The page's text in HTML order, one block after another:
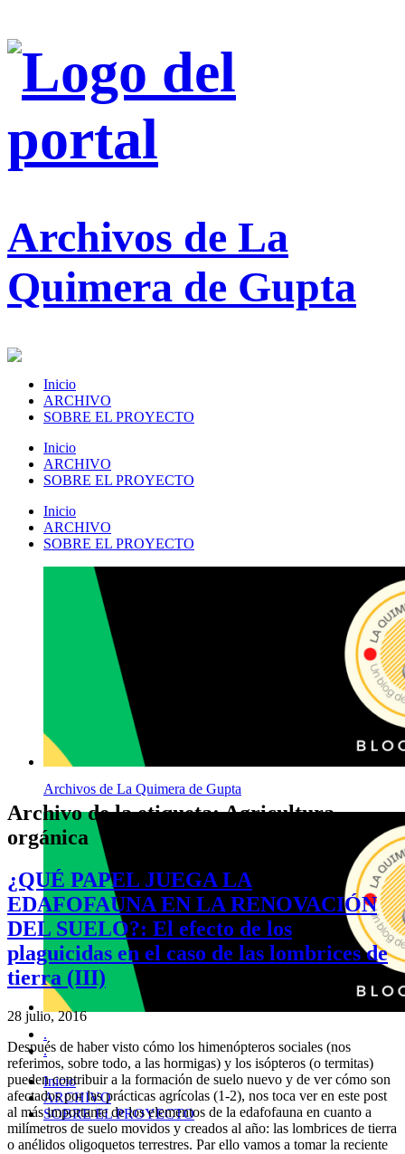
Archivos de La
Quimera de Gupta
Inicio
ARCHIVO
SOBRE EL PROYECTO
Inicio
ARCHIVO
SOBRE EL PROYECTO
Inicio
ARCHIVO
SOBRE EL PROYECTO
Archivos de La Quimera de Gupta
.
.
Inicio
ARCHIVO
SOBRE EL PROYECTO
Archivo de la etiqueta:Agricultura
orgánica
¿QUÉ PAPEL JUEGA LA
EDAFOFAUNA EN LA RENOVACIÓN
DEL SUELO?: El efecto de los
plaguicidas en el caso de las lombrices de
tierra (III)
28 julio, 2016
Después de haber visto cómo los himenópteros sociales (nos
referimos, sobre todo, a las hormigas) y los isópteros (o termitas)
pueden contribuir a la formación de suelo nuevo y de ver cómo son
afectados por las prácticas agrícolas (1-2), nos toca ver en este post
al más importante de los elementos de la edafofauna en cuanto a
milímetros de suelo movidos y creados al año: las lombrices de tierra
o anélidos oligoquetos terrestres. Par ello vamos a tomar la reciente